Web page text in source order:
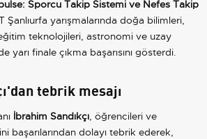
Sporcu Takip Sistemi ve Nefes Takip
Şanlıurfa yarışmalarında doğa bilimleri,
teknolojileri, astronomi ve uzay
yarı finale çıkma başarısını gösterdi.
tebrik mesajı
İbrahim Sandıkçı, öğrencileri ve
başarılarından dolayı tebrik ederek,